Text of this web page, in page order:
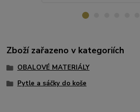
Zboží zařazeno v kategoriích
OBALOVÉ MATERIÁLY
Pytle a sáčky do koše